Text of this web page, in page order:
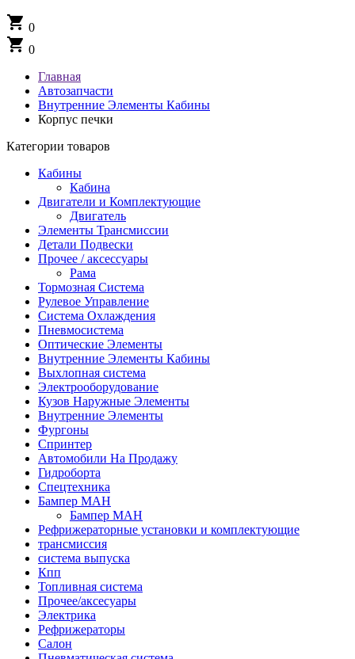
shopping_cart 0
shopping_cart 0
Главная
Автозапчасти
Внутренние Элементы Кабины
Корпус печки
Категории товаров
Кабины
Кабина
Двигатели и Комплектующие
Двигатель
Элементы Трансмиссии
Детали Подвески
Прочее / аксессуары
Рама
Тормозная Система
Рулевое Управление
Система Охлаждения
Пневмосистема
Оптические Элементы
Внутренние Элементы Кабины
Выхлопная система
Электрооборудование
Кузов Наружные Элементы
Внутренние Элементы
Фургоны
Спринтер
Автомобили На Продажу
Гидроборта
Спецтехника
Бампер МАН
Бампер МАН
Рефрижераторные установки и комплектующие
трансмиссия
система выпуска
Кпп
Топливная система
Прочее/аксесуары
Электрика
Рефрижераторы
Салон